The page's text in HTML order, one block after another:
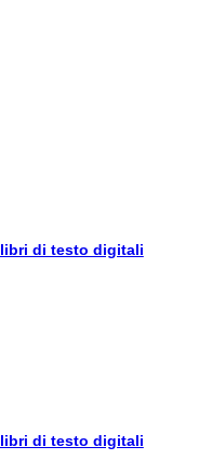
di testo digitali
di testo digitali